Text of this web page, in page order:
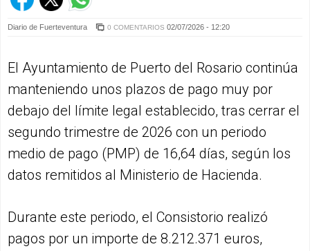
Diario de Fuerteventura 0 COMENTARIOS 02/07/2026 - 12:20
El Ayuntamiento de Puerto del Rosario continúa
manteniendo unos plazos de pago muy por
debajo del límite legal establecido, tras cerrar el
segundo trimestre de 2026 con un periodo
medio de pago (PMP) de 16,64 días, según los
datos remitidos al Ministerio de Hacienda.
Durante este periodo, el Consistorio realizó
pagos por un importe de 8.212.371 euros,